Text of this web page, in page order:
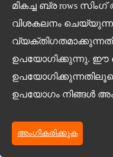
20/03/25
ഡിസ്കിന്റെ
മികച്ച ബ്ര rows
വിശകലനം
ഉപയോഗിക്കുന്നു. ഈ
ഉപയോഗം നിങ്ങൾ
അംഗീകരിക്കുക